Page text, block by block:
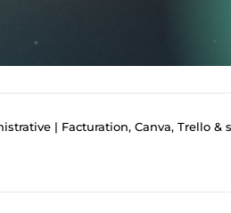
| Facturation, Canva, Trello